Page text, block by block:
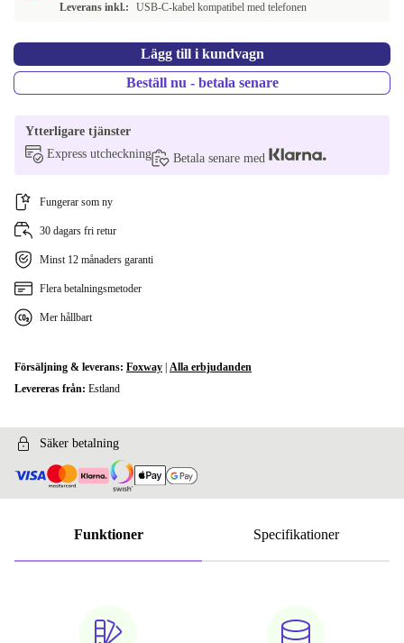
Leverans inkl.:
USB-C-kabel kompatibel med telefonen
Lägg till i kundvagn
Beställ nu - betala senare
Ytterligare tjänster
Express utcheckning
Betala senare med
Fungerar som ny
30 dagars fri retur
Minst 12 månaders garanti
Flera betalningsmetoder
Mer hållbart
Försäljning & leverans: Foxway Alla erbjudanden
Levereras från: Estland
Säker betalning
Funktioner Specifikationer